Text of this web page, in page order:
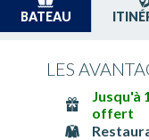
BATEAU
LES
Jusqu'à
offert